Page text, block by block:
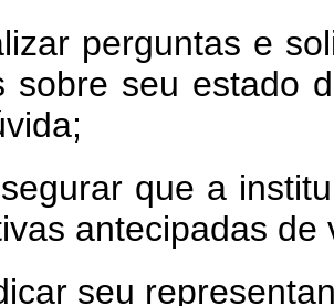
perguntas e
sobre seu estado
que a
antecipadas
seu